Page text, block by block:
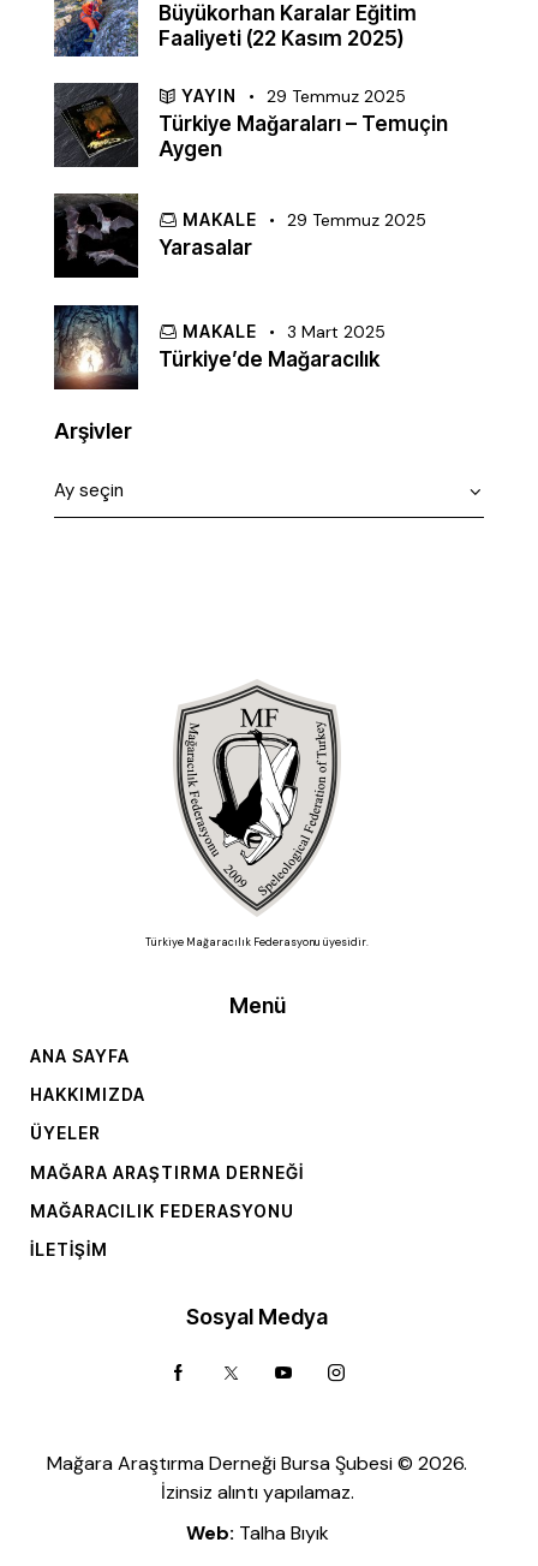
Büyükorhan Karalar Eğitim
Faaliyeti (22 Kasım 2025)
YAYIN 29 Temmuz 2025
Türkiye Mağaraları – Temuçin
Aygen
MAKALE 29 Temmuz 2025
Yarasalar
MAKALE 3 Mart 2025
Türkiye’de Mağaracılık
Arşivler
Türkiye Mağaracılık Federasyonu üyesidir.
Menü
ANA SAYFA
HAKKIMIZDA
ÜYELER
MAĞARA ARAŞTIRMA DERNEĞI
MAĞARACILIK FEDERASYONU
İLETIŞIM
Sosyal Medya
Mağara Araştırma Derneği Bursa Şubesi © 2026.
İzinsiz alıntı yapılamaz.
Web: Talha Bıyık